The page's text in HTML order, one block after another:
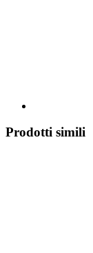
Prodotti simili